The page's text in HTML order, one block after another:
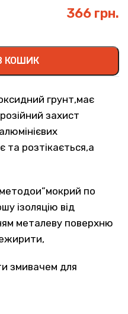
366 грн.
КОШИК
грунт,має
захист
розтікається,а
по
ізоляцію від
металеву поверхню
змивачем для